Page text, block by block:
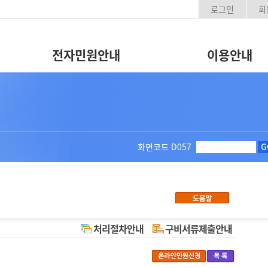
로그인
전자민원안내 이용안내
화면코드 D057
처리절차안내 구비서류제출안내